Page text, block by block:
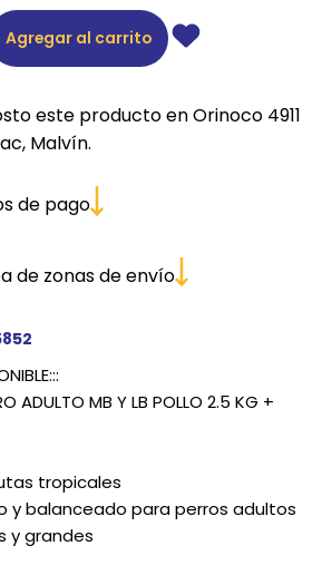
Agregar al carrito
este producto en Orinoco 4911
Malvín.
de pago
de zonas de envío
ADULTO MB Y LB POLLO 2.5 KG +
tropicales
y balanceado para perros adultos
y grandes